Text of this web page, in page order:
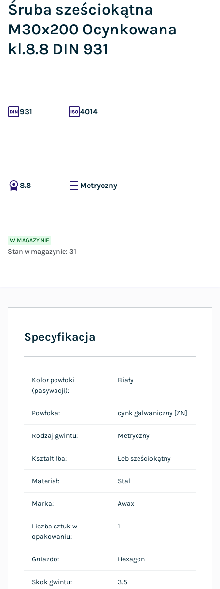
Śruba sześciokątna
M30x200 Ocynkowana
kl.8.8 DIN 931
931 4014
8.8 Metryczny
W MAGAZYNIE
Stan w magazynie: 31
Specyfikacja
Kolor powłoki
(pasywacji):
Biały
Powłoka: cynk galwaniczny [ZN]
Rodzaj gwintu: Metryczny
Kształt łba: Łeb sześciokątny
Materiał: Stal
Marka: Awax
Liczba sztuk w
opakowaniu:
1
Gniazdo: Hexagon
Skok gwintu: 3.5